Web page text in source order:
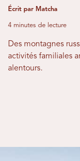
Écrit par Matcha
4 minutes de lecture
Des montagnes
activités familiales
alentours.